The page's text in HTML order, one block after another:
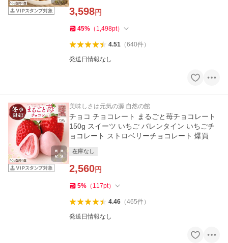
3,598円
45% （ 1,498pt）
4.51（640件）
発送日情報なし
美味しさは元気の源 自然の館
チョコ チョコレート まるごと苺チョコレート
150g スイーツ いちご バレンタイン いちごチ
ョコレート ストロベリーチョコレート 爆買
在庫なし
2,560円
5% （ 117pt）
4.46（465件）
発送日情報なし